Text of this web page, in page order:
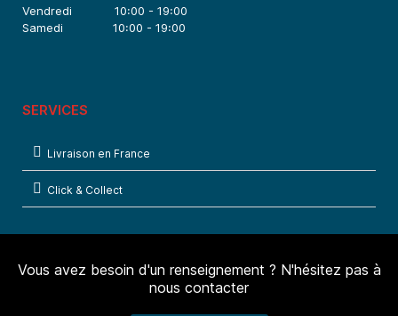
Vendredi 10:00 - 19:00
Samedi 10:00 - 19:00
SERVICES
Livraison en France
Click & Collect
Vous avez besoin d'un renseignement ? N'hésitez pas à
nous contacter